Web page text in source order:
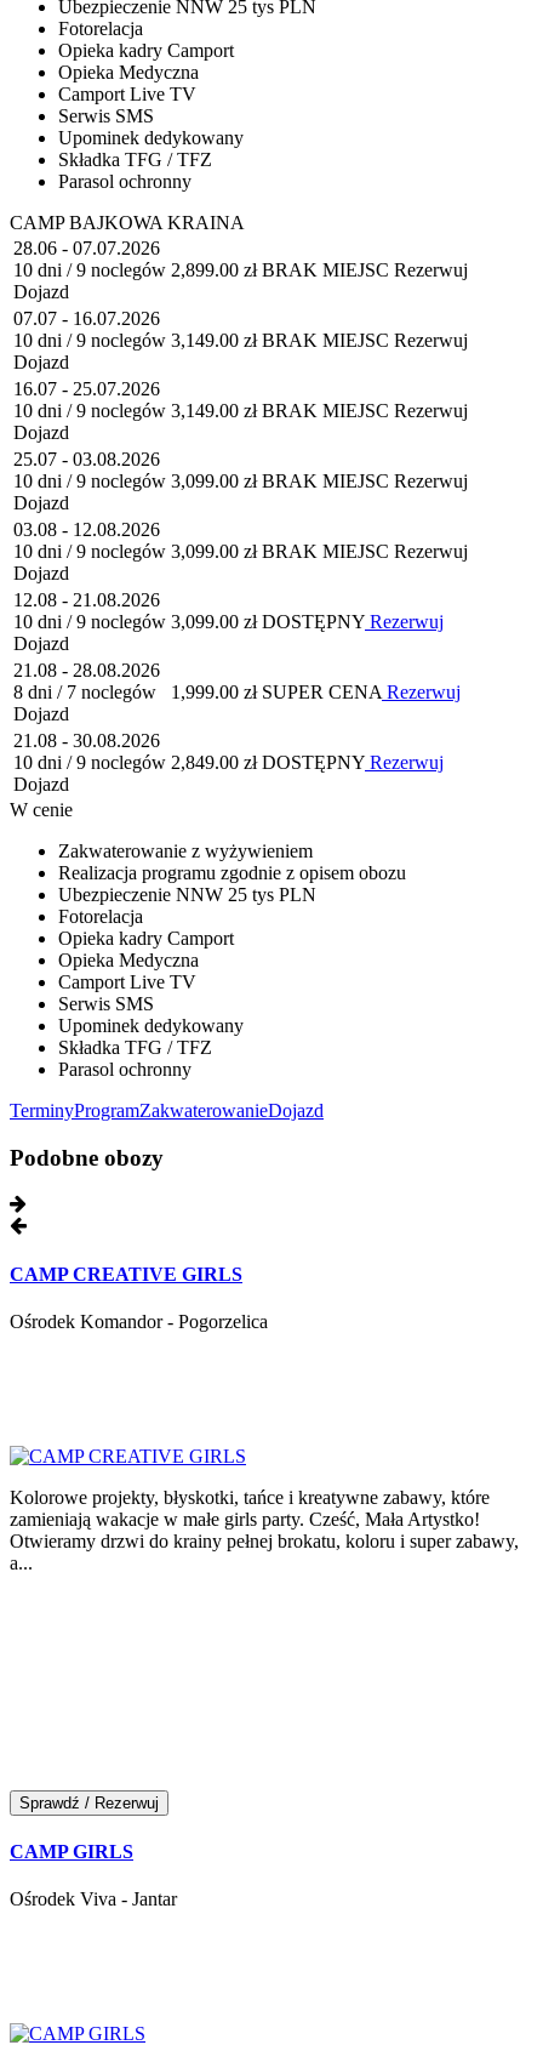
Ubezpieczenie NNW 25 tys PLN
Fotorelacja
Opieka kadry Camport
Opieka Medyczna
Camport Live TV
Serwis SMS
Upominek dedykowany
Składka TFG / TFZ
Parasol ochronny
CAMP BAJKOWA KRAINA
28.06 - 07.07.2026
10 dni / 9 noclegów
Dojazd
2,899.00 zł BRAK MIEJSC Rezerwuj
07.07 - 16.07.2026
10 dni / 9 noclegów
Dojazd
3,149.00 zł BRAK MIEJSC Rezerwuj
16.07 - 25.07.2026
10 dni / 9 noclegów
Dojazd
3,149.00 zł BRAK MIEJSC Rezerwuj
25.07 - 03.08.2026
10 dni / 9 noclegów
Dojazd
3,099.00 zł BRAK MIEJSC Rezerwuj
03.08 - 12.08.2026
10 dni / 9 noclegów
Dojazd
3,099.00 zł BRAK MIEJSC Rezerwuj
12.08 - 21.08.2026
10 dni / 9 noclegów
Dojazd
3,099.00 zł DOSTĘPNY Rezerwuj
21.08 - 28.08.2026
8 dni / 7 noclegów
Dojazd
1,999.00 zł SUPER CENA Rezerwuj
21.08 - 30.08.2026
10 dni / 9 noclegów
Dojazd
2,849.00 zł DOSTĘPNY Rezerwuj
W cenie
Zakwaterowanie z wyżywieniem
Realizacja programu zgodnie z opisem obozu
Ubezpieczenie NNW 25 tys PLN
Fotorelacja
Opieka kadry Camport
Opieka Medyczna
Camport Live TV
Serwis SMS
Upominek dedykowany
Składka TFG / TFZ
Parasol ochronny
TerminyProgramZakwaterowanieDojazd
Podobne obozy
CAMP CREATIVE GIRLS
Ośrodek Komandor - Pogorzelica
Kolorowe projekty, błyskotki, tańce i kreatywne zabawy, które
zamieniają wakacje w małe girls party. Cześć, Mała Artystko!
Otwieramy drzwi do krainy pełnej brokatu, koloru i super zabawy,
a...
Sprawdź / Rezerwuj
CAMP GIRLS
Ośrodek Viva - Jantar